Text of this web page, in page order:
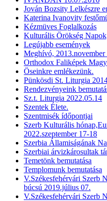
Jován Bozsity Lelkészre
Katerina Ivanovity
Kézmüves Foglalkozás
Kulturális Örökség
Legújabb események
Meghívó, 2013.november
Orthodox Faliképek
Öseinkre emlékezünk.
Pünkösdi St. Liturgia
Rendezvényeink
Sz.t. Liturgia 2022.05.14
Szentek Élete.
Szentmisék ídőpontjai
Szerb Kulturális
2022.szeptember 17-18
Szerbia Államiságának
Szerbiai árvizkárosultak
Temetönk bemutatása
Templomunk bemutatása
V.Székesfehérvári Szerb
búcsú 2019.július 07.
V.Székesfehérvári Szerb